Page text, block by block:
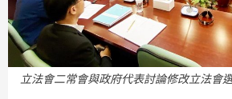
立法會二常會與政府代表討論修改立法會